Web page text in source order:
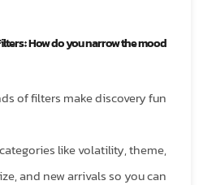
How do you narrow the mood?
of filters make discovery fun?
like volatility, theme,
and new arrivals so you can